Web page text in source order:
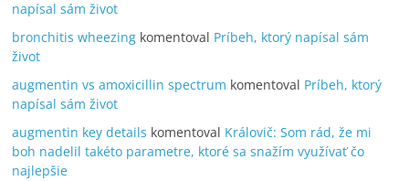
napísal sám život
bronchitis wheezing komentoval Príbeh, ktorý napísal sám
život
augmentin vs amoxicillin spectrum komentoval Príbeh, ktorý
napísal sám život
augmentin key details komentoval Královič: Som rád, že mi
boh nadelil takéto parametre, ktoré sa snažím využívať čo
najlepšie